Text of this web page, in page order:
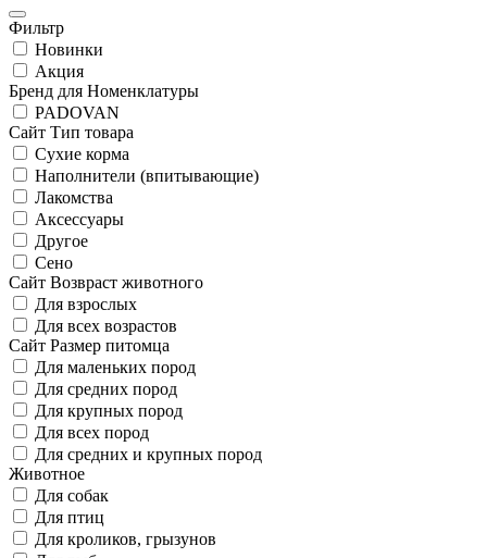
Фильтр
Новинки
Акция
Бренд для Номенклатуры
PADOVAN
Сайт Тип товара
Сухие корма
Наполнители (впитывающие)
Лакомства
Аксессуары
Другое
Сено
Сайт Возвраст животного
Для взрослых
Для всех возрастов
Сайт Размер питомца
Для маленьких пород
Для средних пород
Для крупных пород
Для всех пород
Для средних и крупных пород
Животное
Для собак
Для птиц
Для кроликов, грызунов